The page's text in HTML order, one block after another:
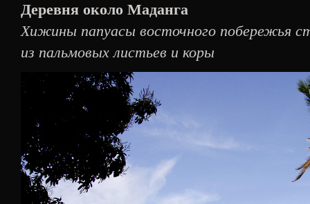
Деревня около Маданга
Хижины папуасы восточного побережья
из пальмовых листьев и коры